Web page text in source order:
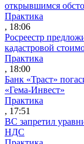
открывшимся
Практика
, 18:06
Росреестр
кадастровой
Практика
, 18:00
Банк «Траст»
«Гема-Инвест»
Практика
, 17:51
ВС запретил
НДС